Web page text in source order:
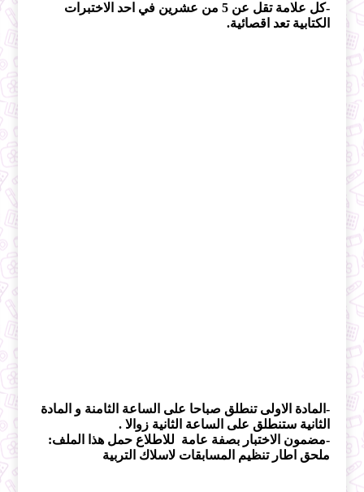
-كل علامة تقل عن 5 من عشرين في احد الاختبرات
الكتابية تعد اقصائية.
-المادة الاولى تنطلق صباحا على الساعة الثامنة و المادة
الثانية ستنطلق على الساعة الثانية زوالا .
-مضمون الاختبار بصفة عامة للاطلاع حمل هذا الملف:
ملحق اطار تنظيم المسابقات لاسلاك التربية